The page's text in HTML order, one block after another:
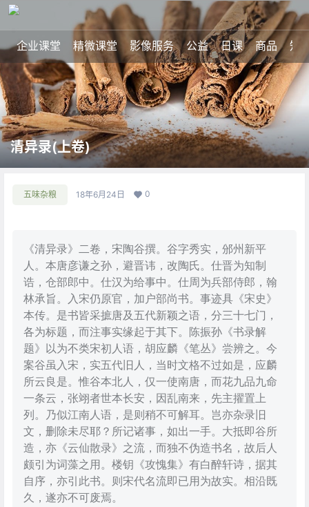
企业课堂 精微课堂 影像服务 公益 日课 商品 知
清异录(上卷)
五味杂粮 18年6月24日 0
《清异录》二卷，宋陶谷撰。谷字秀实，邠州新平
人。本唐彦谦之孙，避晋讳，改陶氏。仕晋为知制
诰，仓部郎中。仕汉为给事中。仕周为兵部侍郎，翰
林承旨。入宋仍原官，加户部尚书。事迹具《宋史》
本传。是书皆采摭唐及五代新颖之语，分三十七门，
各为标题，而注事实缘起于其下。陈振孙《书录解
题》以为不类宋初人语，胡应麟《笔丛》尝辨之。今
案谷虽入宋，实五代旧人，当时文格不过如是，应麟
所云良是。惟谷本北人，仅一使南唐，而花九品九命
一条云，张翊者世本长安，因乱南来，先主擢置上
列。乃似江南人语，是则稍不可解耳。岂亦杂录旧
文，删除未尽耶？所记诸事，如出一手。大抵即谷所
造，亦《云仙散录》之流，而独不伪造书名，故后人
颇引为词藻之用。楼钥《攻愧集》有白醉轩诗，据其
自序，亦引此书。则宋代名流即已用为故实。相沿既
久，遂亦不可废焉。